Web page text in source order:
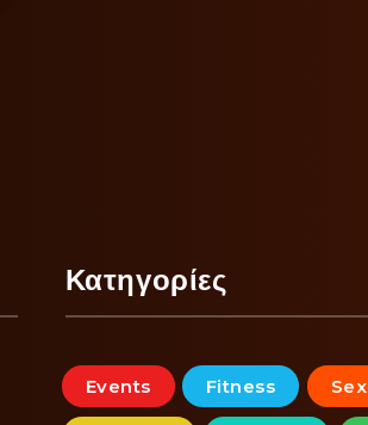
Κατηγορίες
Events Fitness Sex